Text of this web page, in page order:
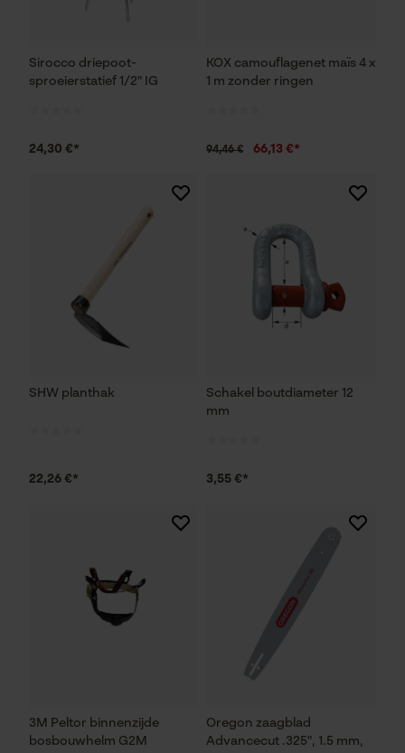
Sirocco driepoot-
sproeierstatief 1/2" IG
24,30 €*
KOX camouflagenet maïs 4 x
1 m zonder ringen
94,46 € 66,13 €*
SHW planthak
22,26 €*
Schakel boutdiameter 12
mm
3,55 €*
3M Peltor binnenzijde
bosbouwhelm G2M
Oregon zaagblad
Advancecut .325", 1.5 mm,